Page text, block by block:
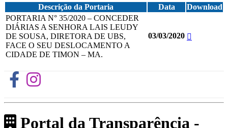
Descrição da Portaria Data
Download
PORTARIA N° 35/2020 – CONCEDER
DIÁRIAS A SENHORA LAIS LEUDY
DE SOUSA, DIRETORA DE UBS,
FACE O SEU DESLOCAMENTO A
CIDADE DE TIMON – MA.
03/03/2020
Portal da Transparência -